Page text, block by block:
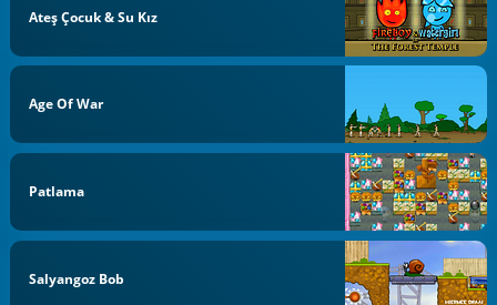
Ateş Çocuk & Su Kız
Age Of War
Patlama
Salyangoz Bob